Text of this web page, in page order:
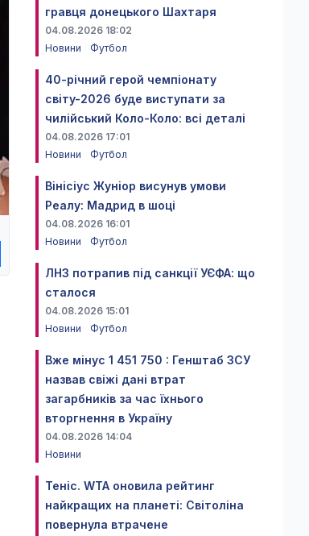
гравця донецького Шахтаря
04.08.2026 18:02
Новини
Футбол
40-річний герой чемпіонату
світу-2026 буде виступати за
чилійський Коло-Коло: всі деталі
04.08.2026 17:01
Новини
Футбол
Вінісіус Жуніор висунув умови
Реалу: Мадрид в шоці
04.08.2026 16:01
Новини
Футбол
ЛНЗ потрапив під санкції УЄФА: що
сталося
04.08.2026 15:01
Новини
Футбол
Вже мінус 1 451 750 : Генштаб ЗСУ
назвав свіжі дані втрат
загарбників за час їхнього
вторгнення в Україну
04.08.2026 14:04
Новини
Теніс. WTA оновила рейтинг
найкращих на планеті: Світоліна
повернула втрачене